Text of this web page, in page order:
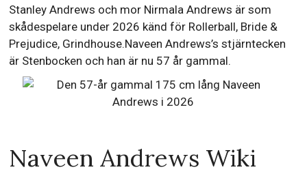
Stanley Andrews och mor Nirmala Andrews är som
skådespelare under 2026 känd för Rollerball, Bride &
Prejudice, Grindhouse.Naveen Andrews’s stjärntecken
är Stenbocken och han är nu 57 år gammal.
Naveen Andrews Wiki